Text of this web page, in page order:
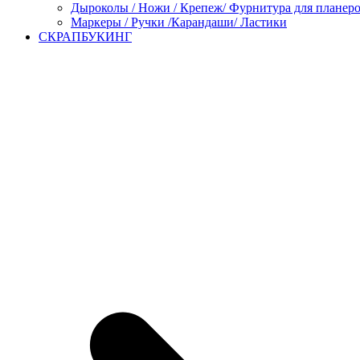
Дыроколы / Ножи / Крепеж/ Фурнитура для
Маркеры / Ручки /Карандаши/ Ластики
СКРАПБУКИНГ